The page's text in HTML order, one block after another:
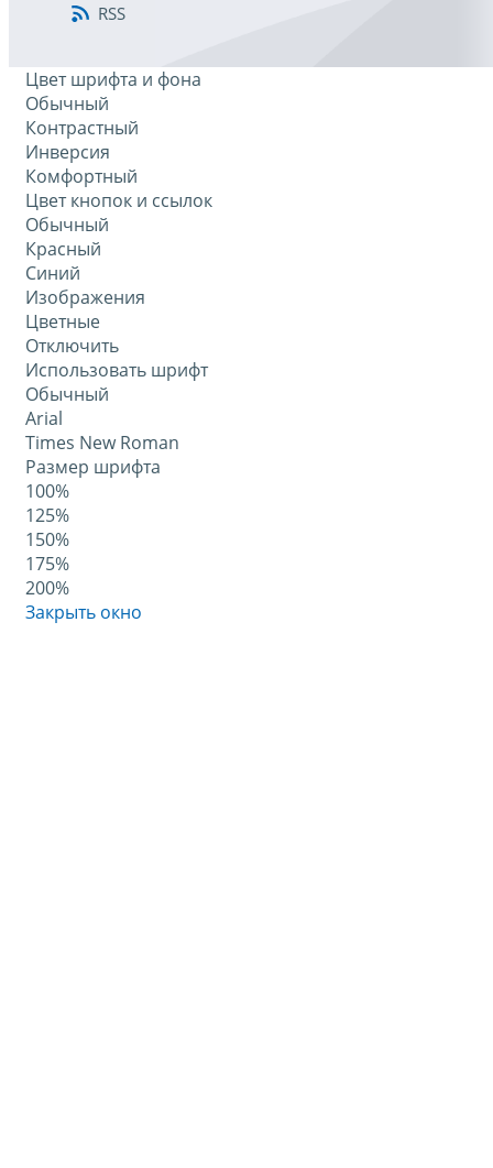
RSS
Цвет шрифта и фона
Обычный
Контрастный
Инверсия
Комфортный
Цвет кнопок и ссылок
Обычный
Красный
Синий
Изображения
Цветные
Отключить
Использовать шрифт
Обычный
Arial
Times New Roman
Размер шрифта
100%
125%
150%
175%
200%
Закрыть окно